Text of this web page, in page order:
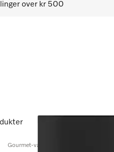
over kr 500
Gourmet-varmeskuff uten håndtak i 14